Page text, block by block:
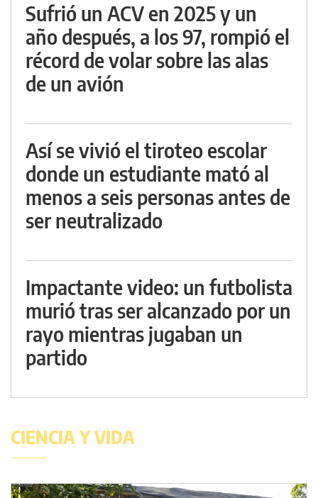
Sufrió un ACV en 2025 y un
año después, a los 97, rompió el
récord de volar sobre las alas
de un avión
Así se vivió el tiroteo escolar
donde un estudiante mató al
menos a seis personas antes de
ser neutralizado
Impactante video: un futbolista
murió tras ser alcanzado por un
rayo mientras jugaban un
partido
CIENCIA Y VIDA